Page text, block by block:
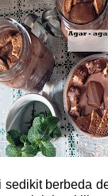
sedikit berbeda